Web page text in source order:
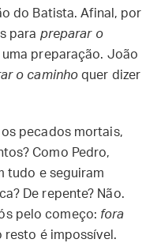
do Batista. Afinal, por
para preparar o
uma preparação. João
o caminho quer dizer
pecados mortais,
Como Pedro,
tudo e seguiram
De repente? Não.
pelo começo: fora
resto é impossível.